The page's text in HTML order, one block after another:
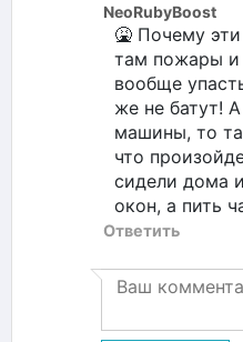
NeoRubyBoost
🤮 Почему
там пожары и
вообще
же не батут!
машины, то
что
сидели дома
окон, а пить
Ответить